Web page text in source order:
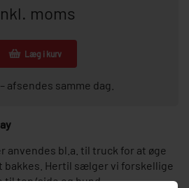
moms
Læg i kurv
afsendes samme dag.
anvendes bl.a. til truck for at øge
bakkes. Hertil sælger vi forskellige
til top/side og bund.